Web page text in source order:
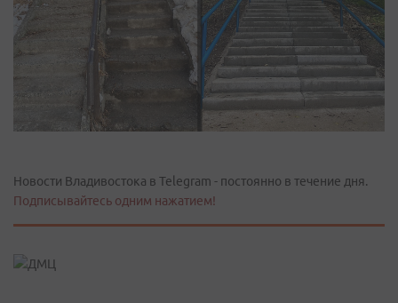
Новости Владивостока в Telegram - постоянно в течение дня.
Подписывайтесь одним нажатием!